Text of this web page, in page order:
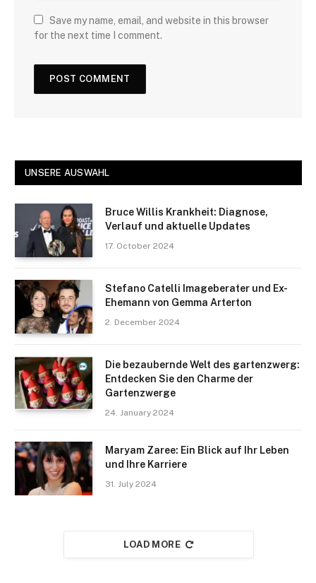
Save my name, email, and website in this browser
for the next time I comment.
UNSERE AUSWAHL
Bruce Willis Krankheit: Diagnose,
Verlauf und aktuelle Updates
17. October 2024
Stefano Catelli Imageberater und Ex-
Ehemann von Gemma Arterton
2. December 2024
Die bezaubernde Welt des gartenzwerg:
Entdecken Sie den Charme der
Gartenzwerge
24. January 2024
Maryam Zaree: Ein Blick auf Ihr Leben
und Ihre Karriere
31. July 2024
LOAD MORE